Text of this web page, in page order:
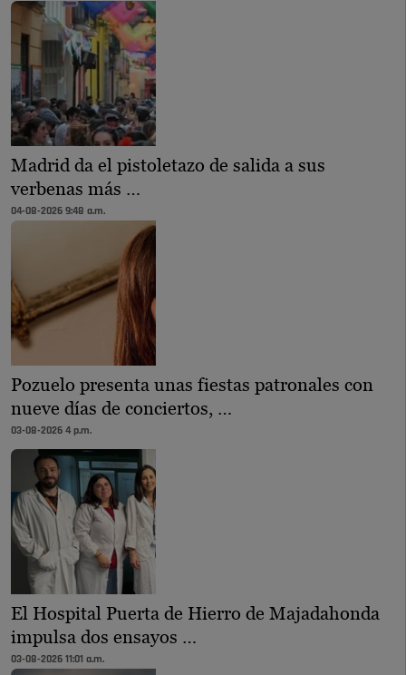
Madrid da el pistoletazo de salida a sus
verbenas más …
04-08-2026 9:48 a.m.
Pozuelo presenta unas fiestas patronales con
nueve días de conciertos, …
03-08-2026 4 p.m.
El Hospital Puerta de Hierro de Majadahonda
impulsa dos ensayos …
03-08-2026 11:01 a.m.